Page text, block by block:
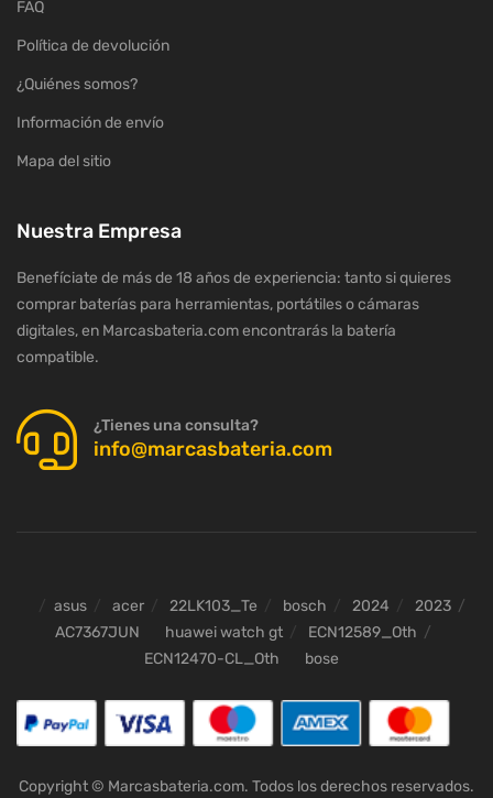
FAQ
Política de devolución
¿Quiénes somos?
Información de envío
Mapa del sitio
Nuestra Empresa
Benefíciate de más de 18 años de experiencia: tanto si quieres
comprar baterías para herramientas, portátiles o cámaras
digitales, en Marcasbateria.com encontrarás la batería
compatible.
¿Tienes una consulta?
info@marcasbateria.com
asus acer 22LK103_Te bosch 2024
2023
AC7367JUN
huawei watch gt
ECN12589_Oth
ECN12470-CL_Oth
bose
Copyright © Marcasbateria.com. Todos los derechos reservados.